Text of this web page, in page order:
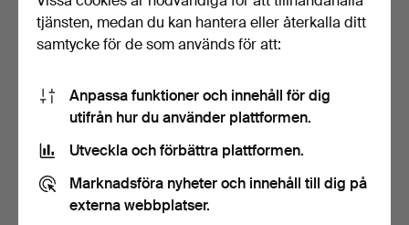
svärdsorden, Silver, "Pro…
tjänsten, medan du kan hantera eller återkalla ditt
samtycke för de som används för att:
Anpassa funktioner och innehåll för dig
utifrån hur du använder plattformen.
Utveckla och förbättra plattformen.
Marknadsföra nyheter och innehåll till dig på
externa webbplatser.